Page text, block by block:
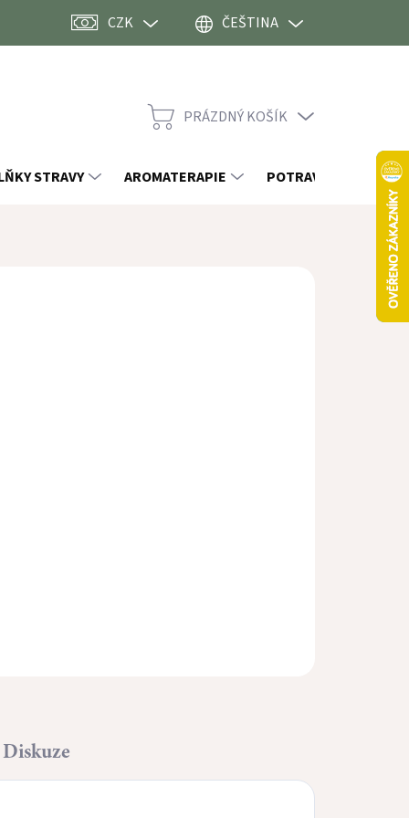
CZK ČEŠTINA
NÁKUPNÍ
PRÁZDNÝ KOŠÍK
STRAVY AROMATERAPIE POTRAVINY
Diskuze